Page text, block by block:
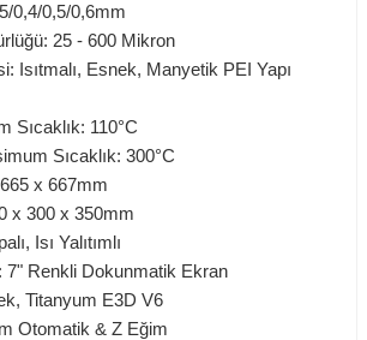
0,4/0,5/0,6mm
25 - 600 Mikron
Isıtmalı, Esnek, Manyetik PEI Yapı
Sıcaklık: 110°C
Sıcaklık: 300°C
x 667mm
x 300 x 350mm
Isı Yalıtımlı
7" Renkli Dokunmatik Ekran
Titanyum E3D V6
Otomatik & Z Eğim